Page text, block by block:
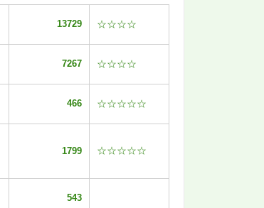
13729 ☆☆☆☆
7267 ☆☆☆☆
466 ☆☆☆☆☆
1799 ☆☆☆☆☆
543